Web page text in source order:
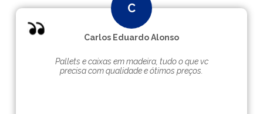
Carlos Eduardo Alonso
Pallets e caixas em madeira, tudo o que vc
precisa com qualidade e ótimos preços.